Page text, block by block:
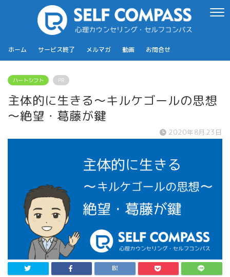
ホーム サービス終了 メルマガ 動画 お問合せ
ハートシフト PR
主体的に生きる～キルケゴールの思想
～絶望・葛藤が鍵
2020年8月23日